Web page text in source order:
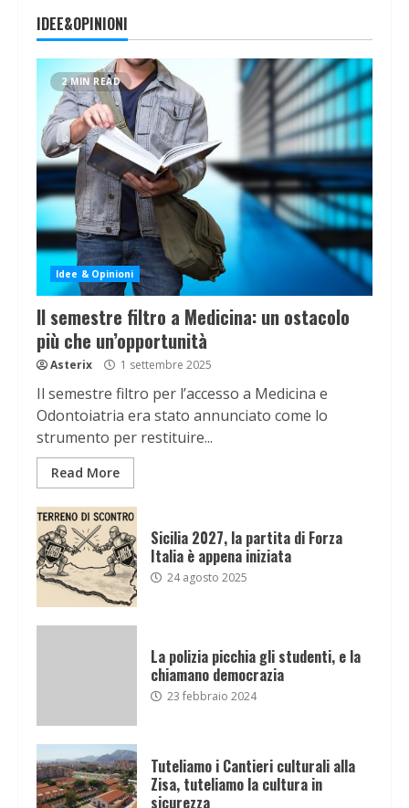
IDEE&OPINIONI
2 MIN READ
Idee & Opinioni
Il semestre filtro a Medicina: un ostacolo
più che un’opportunità
Asterix 1 settembre 2025
Il semestre filtro per l’accesso a Medicina e
Odontoiatria era stato annunciato come lo
strumento per restituire...
Read More
Sicilia 2027, la partita di Forza
Italia è appena iniziata
24 agosto 2025
La polizia picchia gli studenti, e la
chiamano democrazia
23 febbraio 2024
Tuteliamo i Cantieri culturali alla
Zisa, tuteliamo la cultura in
sicurezza